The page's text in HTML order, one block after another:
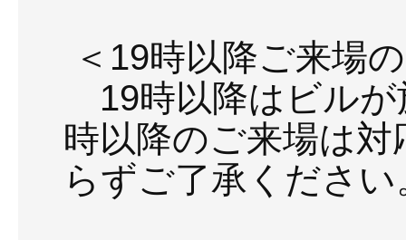
＜19時以降ご来場
19時以降はビルが
時以降のご来場は
らずご了承ください